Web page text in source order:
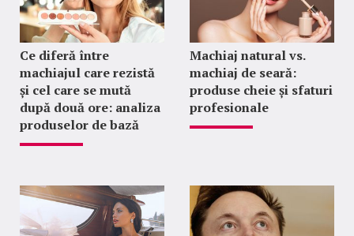
Ce diferă între
machiajul care rezistă
și cel care se mută
după două ore: analiza
produselor de bază
Machiaj natural vs.
machiaj de seară:
produse cheie și sfaturi
profesionale